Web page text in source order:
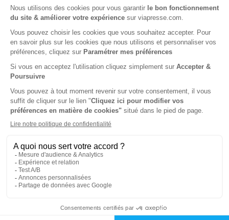
356€00 Tarif Kiosque :752€
Tarif France métropolitaine
Renouvellement à date d’anniversaire
-9%
Abonnement 1 an
684€00 Tarif Kiosque :752€ 00
Tarif France métropolitaine
Abonnement 1 an
8 n° • Papier Offre réservée aux étudiants
167€